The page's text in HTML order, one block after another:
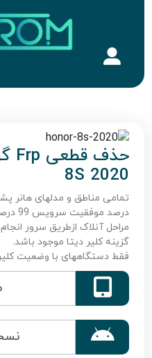
8S 2020
تمامی مناطق و مدلهای هانر
درصد موفقیت سرویس 99 درصد می باشد.
مراحل آنلاک ازطریق سرور
گزینه کلیر دیتا موجود باشد.
فقط دستگاههای با وضعیت

